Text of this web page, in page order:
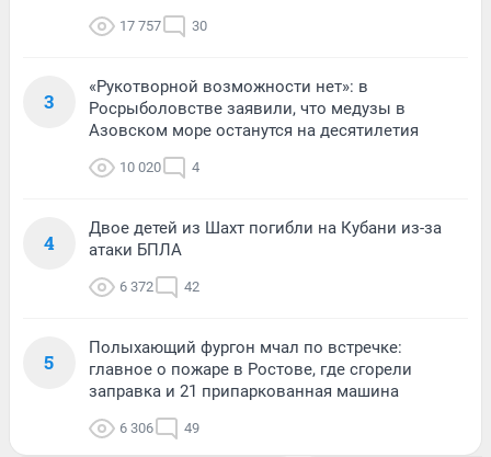
17 757 30
3
«Рукотворной возможности нет»: в
Росрыболовстве заявили, что медузы в
Азовском море останутся на десятилетия
10 020 4
4
Двое детей из Шахт погибли на Кубани из-за
атаки БПЛА
6 372 42
5
Полыхающий фургон мчал по встречке:
главное о пожаре в Ростове, где сгорели
заправка и 21 припаркованная машина
6 306 49